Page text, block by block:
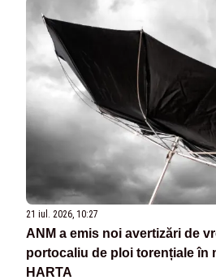
21 iul. 2026, 10:27
ANM a emis noi avertizări de
portocaliu de ploi torențiale în
HARTA